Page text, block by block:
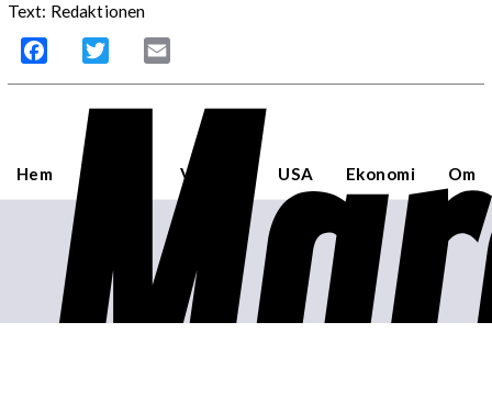
Text: Redaktionen
Facebook Twitter
Hem Världen USA Ekonomi Om